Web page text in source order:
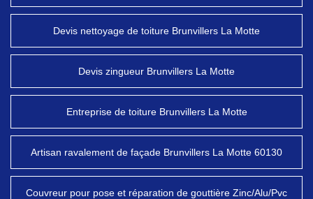
Devis nettoyage de toiture Brunvillers La Motte
Devis zingueur Brunvillers La Motte
Entreprise de toiture Brunvillers La Motte
Artisan ravalement de façade Brunvillers La Motte 60130
Couvreur pour pose et réparation de gouttière Zinc/Alu/Pvc